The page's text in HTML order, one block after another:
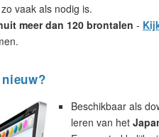
vaak als nodig is.
meer dan 120 brontalen -
Beschikbaar als
leren van het